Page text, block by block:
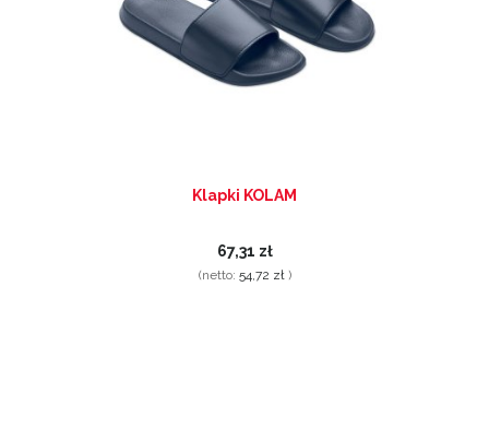
Klapki KOLAM
67,31 zł
(netto: 54,72 zł)